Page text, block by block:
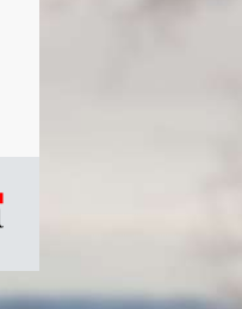
/
du